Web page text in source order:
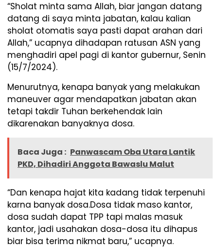
“Sholat minta sama Allah, biar jangan datang
datang di saya minta jabatan, kalau kalian
sholat otomatis saya pasti dapat arahan dari
Allah,” ucapnya dihadapan ratusan ASN yang
menghadiri apel pagi di kantor gubernur, Senin
(15/7/2024).
Menurutnya, kenapa banyak yang melakukan
maneuver agar mendapatkan jabatan akan
tetapi takdir Tuhan berkehendak lain
dikarenakan banyaknya dosa.
Baca Juga : Panwascam Oba Utara Lantik
PKD, Dihadiri Anggota Bawaslu Malut
“Dan kenapa hajat kita kadang tidak terpenuhi
karna banyak dosa.Dosa tidak maso kantor,
dosa sudah dapat TPP tapi malas masuk
kantor, jadi usahakan dosa-dosa itu dihapus
biar bisa terima nikmat baru,” ucapnya.